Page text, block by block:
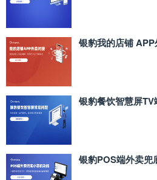
银豹我的店铺
银豹餐饮智慧屏
银豹POS端外卖兜